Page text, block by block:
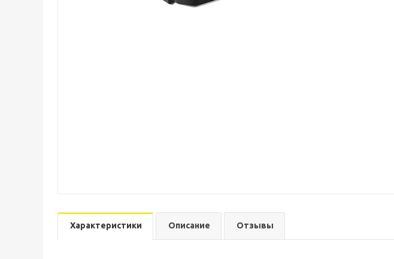
Характеристики Описание Отзывы